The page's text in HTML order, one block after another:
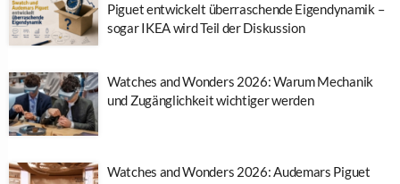
Piguet entwickelt überraschende Eigendynamik –
sogar IKEA wird Teil der Diskussion
Watches and Wonders 2026: Warum Mechanik
und Zugänglichkeit wichtiger werden
Watches and Wonders 2026: Audemars Piguet